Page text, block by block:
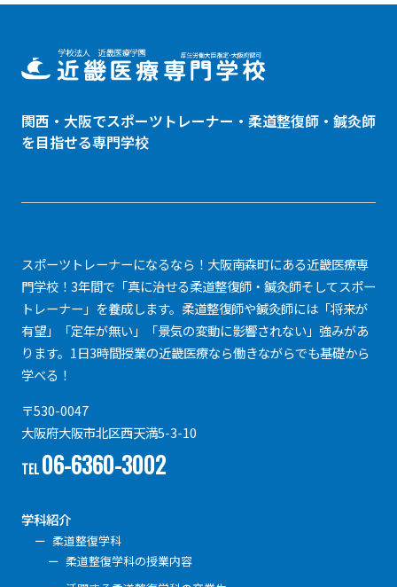
関西・大阪でスポーツトレーナー・ 柔道整復師 ・鍼灸師
を目指せる専門学校
スポーツトレーナーになるなら！大阪南森町にある近畿医療専
門学校！3年間で「真に治せる柔道整復師・鍼灸師そしてスポー
トレーナー」を養成します。柔道整復師や鍼灸師には「将来が
有望」「定年が無い」「景気の変動に影響されない」強みがあ
ります。1日3時間授業の近畿医療なら働きながらでも基礎から
学べる！
〒530-0047
大阪府大阪市北区西天満5-3-10
TEL06-6360-3002
学科紹介
柔道整復学科
柔道整復学科の授業内容